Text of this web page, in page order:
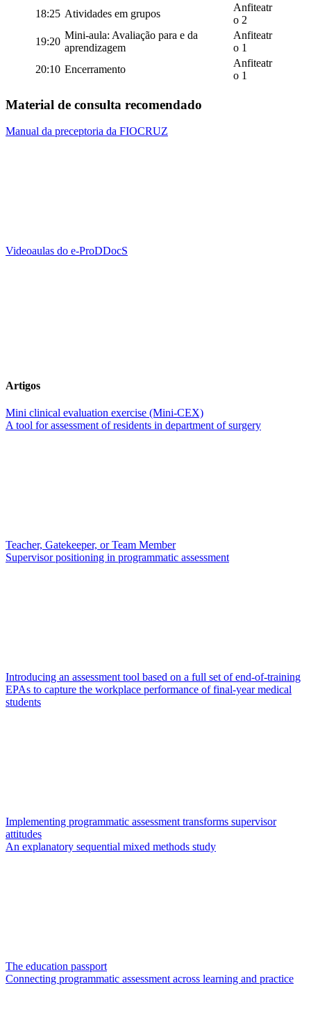
18:25 Atividades em grupos
Anfiteatr
o 2
19:20
Mini-aula: Avaliação para e da
aprendizagem
Anfiteatr
o 1
20:10 Encerramento
Anfiteatr
o 1
Material de consulta recomendado
Manual da preceptoria da FIOCRUZ
Videoaulas do e-ProDDocS
Artigos
Mini clinical evaluation exercise (Mini-CEX)
A tool for assessment of residents in department of surgery
Teacher, Gatekeeper, or Team Member
Supervisor positioning in programmatic assessment
Introducing an assessment tool based on a full set of end-of-training
EPAs to capture the workplace performance of final-year medical
students
Implementing programmatic assessment transforms supervisor
attitudes
An explanatory sequential mixed methods study
The education passport
Connecting programmatic assessment across learning and practice